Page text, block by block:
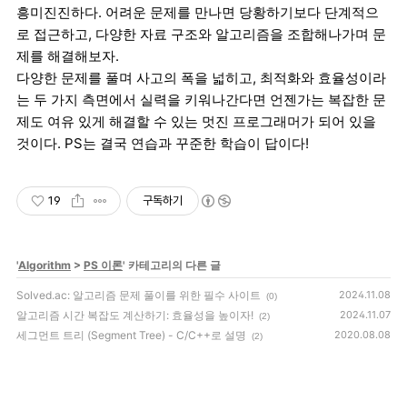
흥미진진하다. 어려운 문제를 만나면 당황하기보다 단계적으
로 접근하고, 다양한 자료 구조와 알고리즘을 조합해나가며 문
제를 해결해보자.
다양한 문제를 풀며 사고의 폭을 넓히고, 최적화와 효율성이라
는 두 가지 측면에서 실력을 키워나간다면 언젠가는 복잡한 문
제도 여유 있게 해결할 수 있는 멋진 프로그래머가 되어 있을
것이다. PS는 결국 연습과 꾸준한 학습이 답이다!
19 구독하기
'Algorithm > PS 이론' 카테고리의 다른 글
Solved.ac: 알고리즘 문제 풀이를 위한 필수 사이트 (0) 2024.11.08
알고리즘 시간 복잡도 계산하기: 효율성을 높이자! (2) 2024.11.07
세그먼트 트리 (Segment Tree) - C/C++로 설명 (2) 2020.08.08